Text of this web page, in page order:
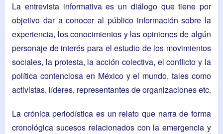
La entrevista informativa es un diálogo que tiene por
objetivo dar a conocer al público información sobre la
experiencia, los conocimientos y las opiniones de algún
personaje de interés para el estudio de los movimientos
sociales, la protesta, la acción colectiva, el conflicto y la
política contenciosa en México y el mundo, tales como
activistas, líderes, representantes de organizaciones etc.
La crónica periodística es un relato que narra de forma
cronológica sucesos relacionados con la emergencia y